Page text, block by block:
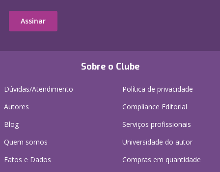
Sobre o Clube
Dúvidas/Atendimento
Autores
Blog
Quem somos
Fatos e Dados
Política de privacidade
Compliance Editorial
Serviços profissionais
Universidade do autor
Compras em quantidade
Assinar